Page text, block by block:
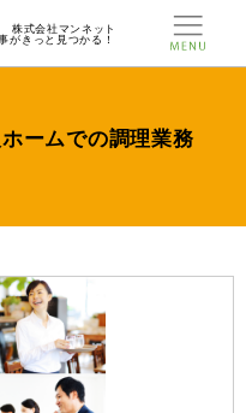
株式会社マンネット
がきっと見つかる！
ームでの調理業務